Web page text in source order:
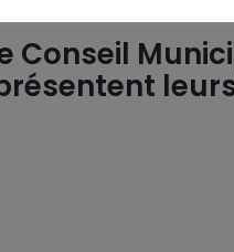
Conseil